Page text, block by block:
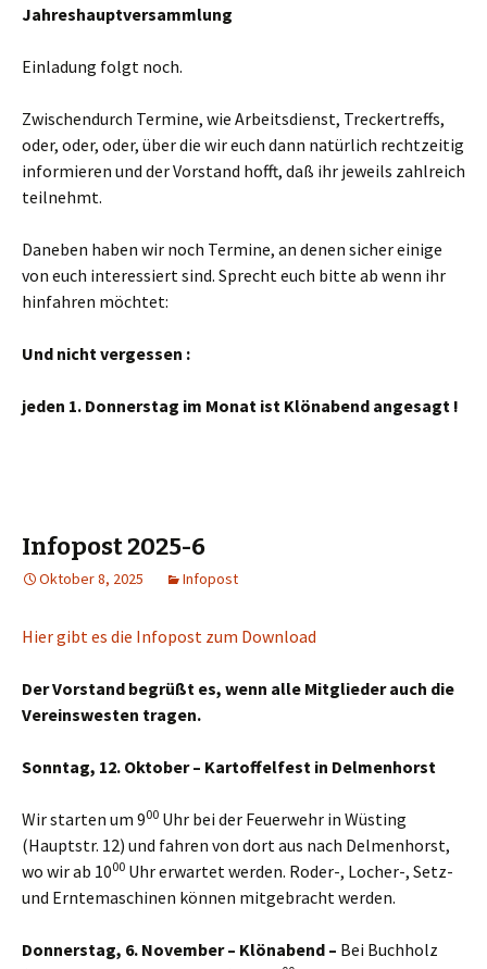
Jahreshauptversammlung
Einladung folgt noch.
Zwischendurch Termine, wie Arbeitsdienst, Treckertreffs,
oder, oder, oder, über die wir euch dann natürlich rechtzeitig
informieren und der Vorstand hofft, daß ihr jeweils zahlreich
teilnehmt.
Daneben haben wir noch Termine, an denen sicher einige
von euch interessiert sind. Sprecht euch bitte ab wenn ihr
hinfahren möchtet:
Und nicht vergessen :
jeden 1. Donnerstag im Monat ist Klönabend angesagt !
Infopost 2025-6
Oktober 8, 2025 Infopost
Hier gibt es die Infopost zum Download
Der Vorstand begrüßt es, wenn alle Mitglieder auch die
Vereinswesten tragen.
Sonntag, 12. Oktober – Kartoffelfest in Delmenhorst
Wir starten um 900 Uhr bei der Feuerwehr in Wüsting
(Hauptstr. 12) und fahren von dort aus nach Delmenhorst,
wo wir ab 1000 Uhr erwartet werden. Roder-, Locher-, Setz-
und Erntemaschinen können mitgebracht werden.
Donnerstag, 6. November – Klönabend – Bei Buchholz